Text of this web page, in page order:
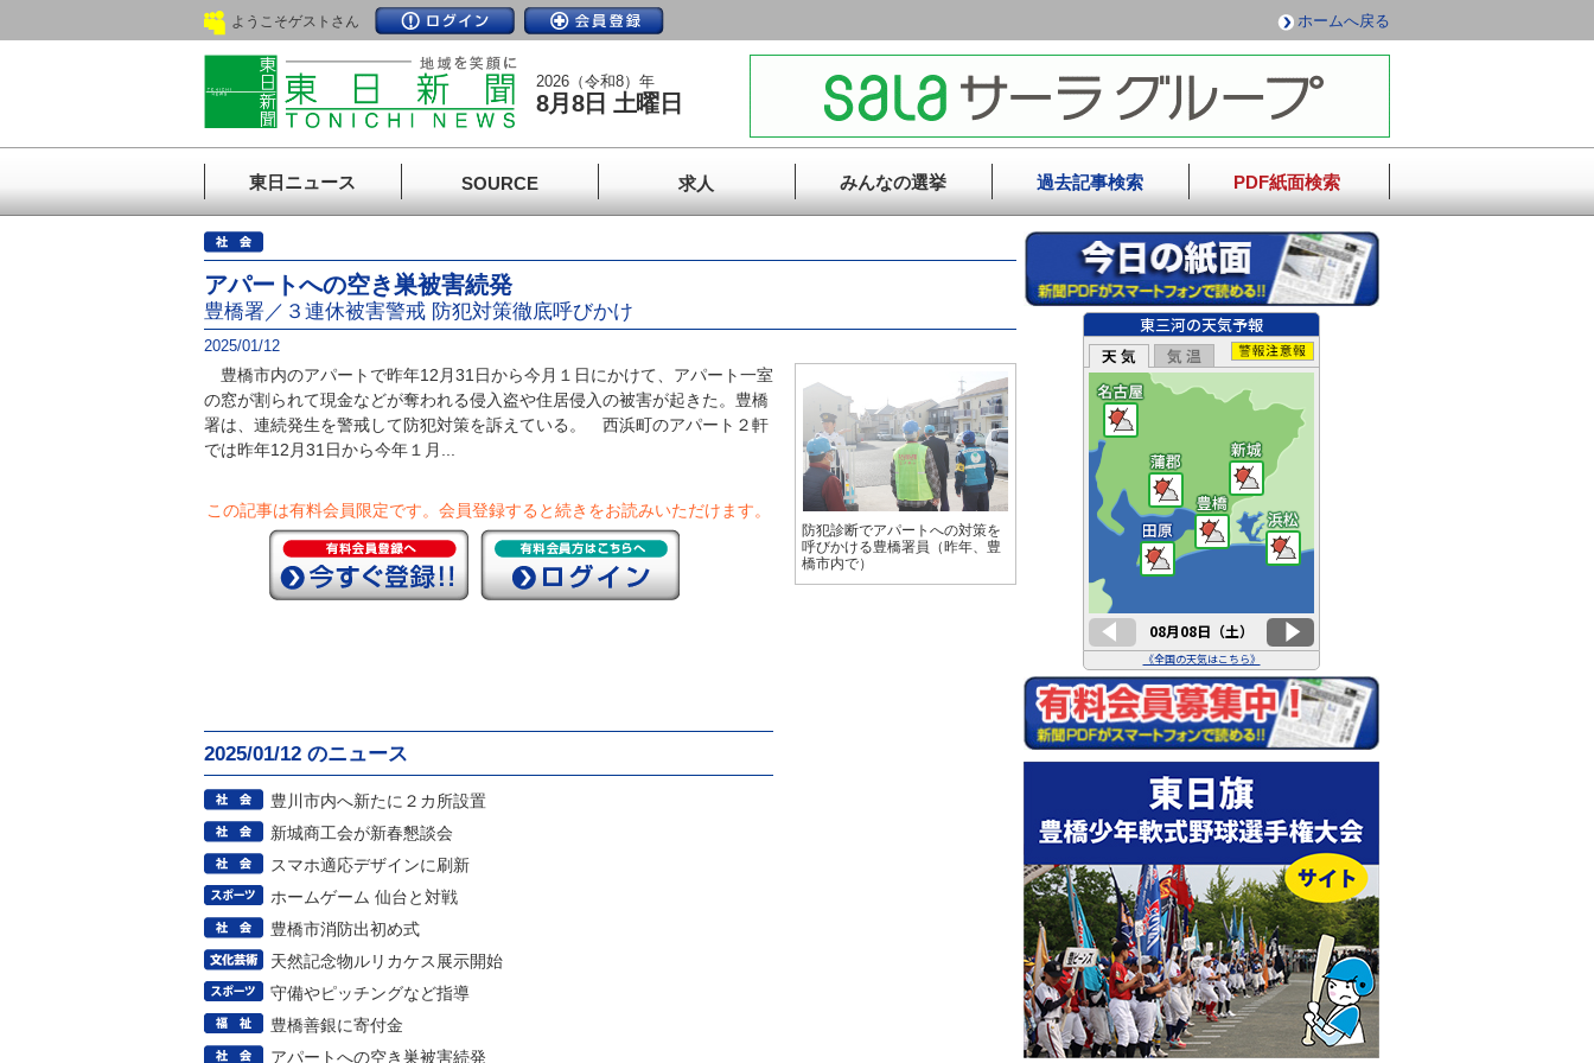
ようこそゲストさん ホームへ戻る
2026（令和8）年
8月8日 土曜日
東日ニュース SOURCE 求人 みんなの選挙 過去記事検索 PDF紙面検索
アパートへの空き巣被害続発
豊橋署／３連休被害警戒 防犯対策徹底呼びかけ
2025/01/12
豊橋市内のアパートで昨年12月31日から今月１日にかけて、アパート一室
の窓が割られて現金などが奪われる侵入盗や住居侵入の被害が起きた。豊橋
署は、連続発生を警戒して防犯対策を訴えている。 西浜町のアパート２軒
では昨年12月31日から今年１月...
この記事は有料会員限定です。 会員登録すると続きをお読みいただけます。
2025/01/12 のニュース
豊川市内へ新たに２カ所設置
新城商工会が新春懇談会
スマホ適応デザインに刷新
ホームゲーム 仙台と対戦
豊橋市消防出初め式
天然記念物ルリカケス展示開始
守備やピッチングなど指導
豊橋善銀に寄付金
アパートへの空き巣被害続発
防犯診断でアパートへの対策を
呼びかける豊橋署員（昨年、豊
橋市内で）